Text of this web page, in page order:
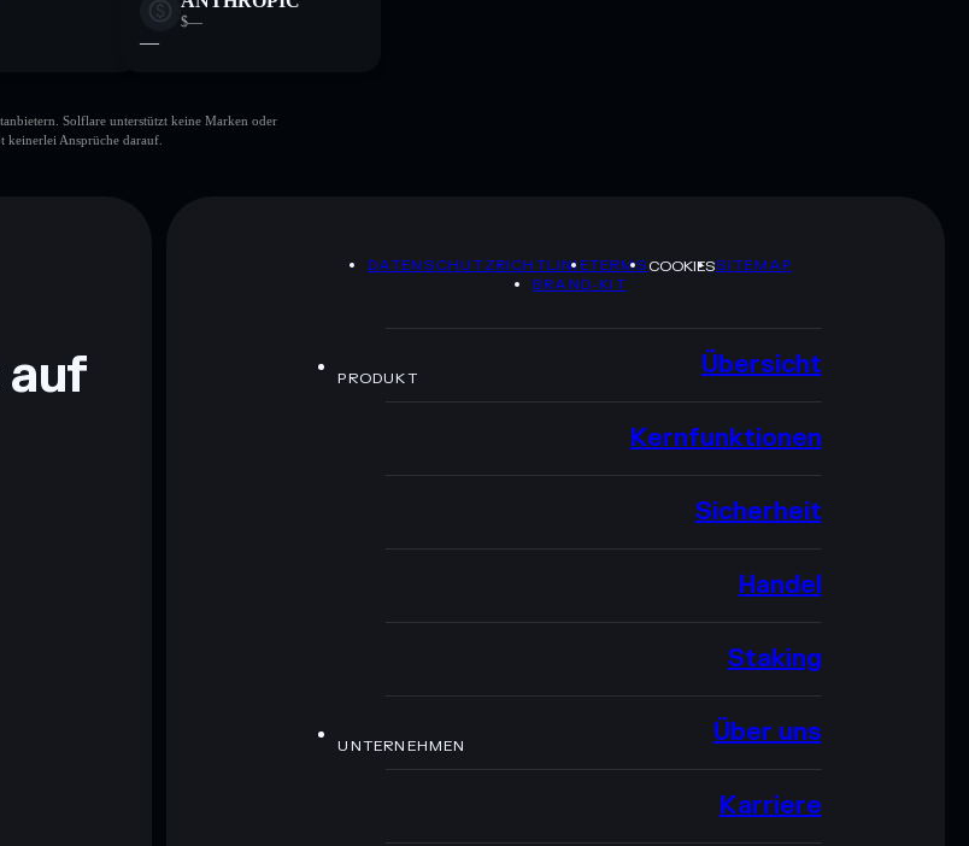
$—
—
Solflare unterstützt keine Marken oder
keinerlei Ansprüche darauf.
DATENSCHUTZRICHTLINIETERMSCOOKIESSITEMAP
BRAND-KIT
PRODUKT Übersicht
Kernfunktionen
Sicherheit
Handel
Staking
UNTERNEHMEN Über uns
Karriere